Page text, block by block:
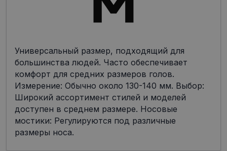
Универсальный размер, подходящий для
большинства людей. Часто обеспечивает
комфорт для средних размеров голов.
Измерение: Обычно около 130-140 мм. Выбор:
Широкий ассортимент стилей и моделей
доступен в среднем размере. Носовые
мостики: Регулируются под различные
размеры носа.